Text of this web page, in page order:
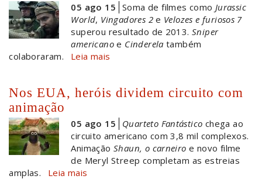
05 ago 15 Soma de filmes como Jurassic
World, Vingadores 2e Velozes e furiosos 7
superou resultado de 2013.Sniper
americano e Cinderela também
colaboraram.
Leia mais
Nos EUA, heróis dividem circuito com
animação
05 ago 15 Quarteto Fantástico chega ao
circuito americano com 3,8 mil complexos.
Animação Shaun, o carneiro e novo filme
de Meryl Streep completam as estreias
amplas.
Leia mais